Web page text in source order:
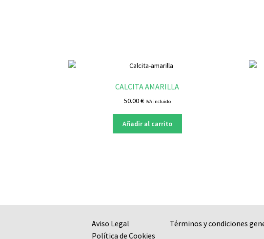
CALCITA AMARILLA
50.00€ IVA incluido
Añadir al carrito
Aviso Legal Términos y condiciones
Política de Cookies